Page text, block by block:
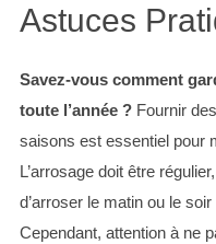
Astuces
Savez-vous comment
toute l’année ?Fournir
saisons est essentiel pour
L’arrosage doit être
d’arroser le matin ou le
Cependant, attention à ne
e
a
r